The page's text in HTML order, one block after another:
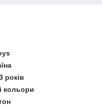
років
кольори